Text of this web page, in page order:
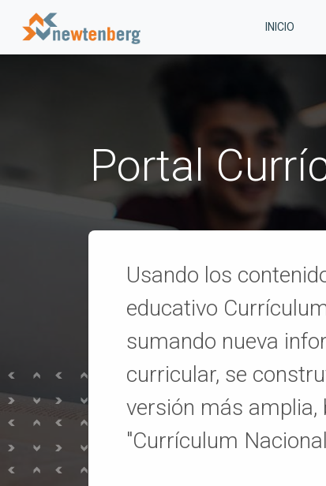
INICIO
Portal
Usando los
educativo
sumando nueva
curricular, se
versión más amplia,
"Currículum